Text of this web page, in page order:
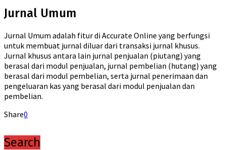
Jurnal Umum
Jurnal Umum adalah fitur di Accurate Online yang berfungsi
untuk membuat jurnal diluar dari transaksi jurnal khusus.
Jurnal khusus antara lain jurnal penjualan (piutang) yang
berasal dari modul penjualan, jurnal pembelian (hutang) yang
berasal dari modul pembelian, serta jurnal penerimaan dan
pengeluaran kas yang berasal dari modul penjualan dan
pembelian.
Share0
Search